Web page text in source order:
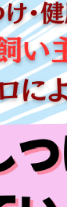
したが、 歯石も少な
ったので、 歯磨きで
液の質がいいのかな
しまっていました。
た際、 右目の下に
できていたのです
進行 し、 目の下に
外歯瘻 (がいしろう)
に動物病院🏥へ行っ
歯瘻 と診断され、
月お口の中を見てい
ことに油断 し、...